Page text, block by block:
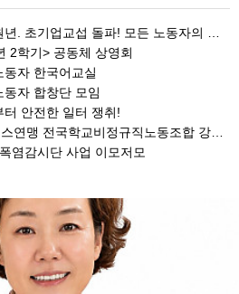
파! 모든 노동자의 노동기본권 쟁취! 민주노총 7.15 총파업대회
2학기> 공동체 상영회
자 한국어교실
자 합창단 모임
안전한 일터 쟁취!
학교비정규직노동조합 강원지부 김유미 춘천지회장
염감시단 사업 이모저모